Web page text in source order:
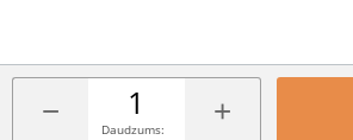
− +
Daudzums: